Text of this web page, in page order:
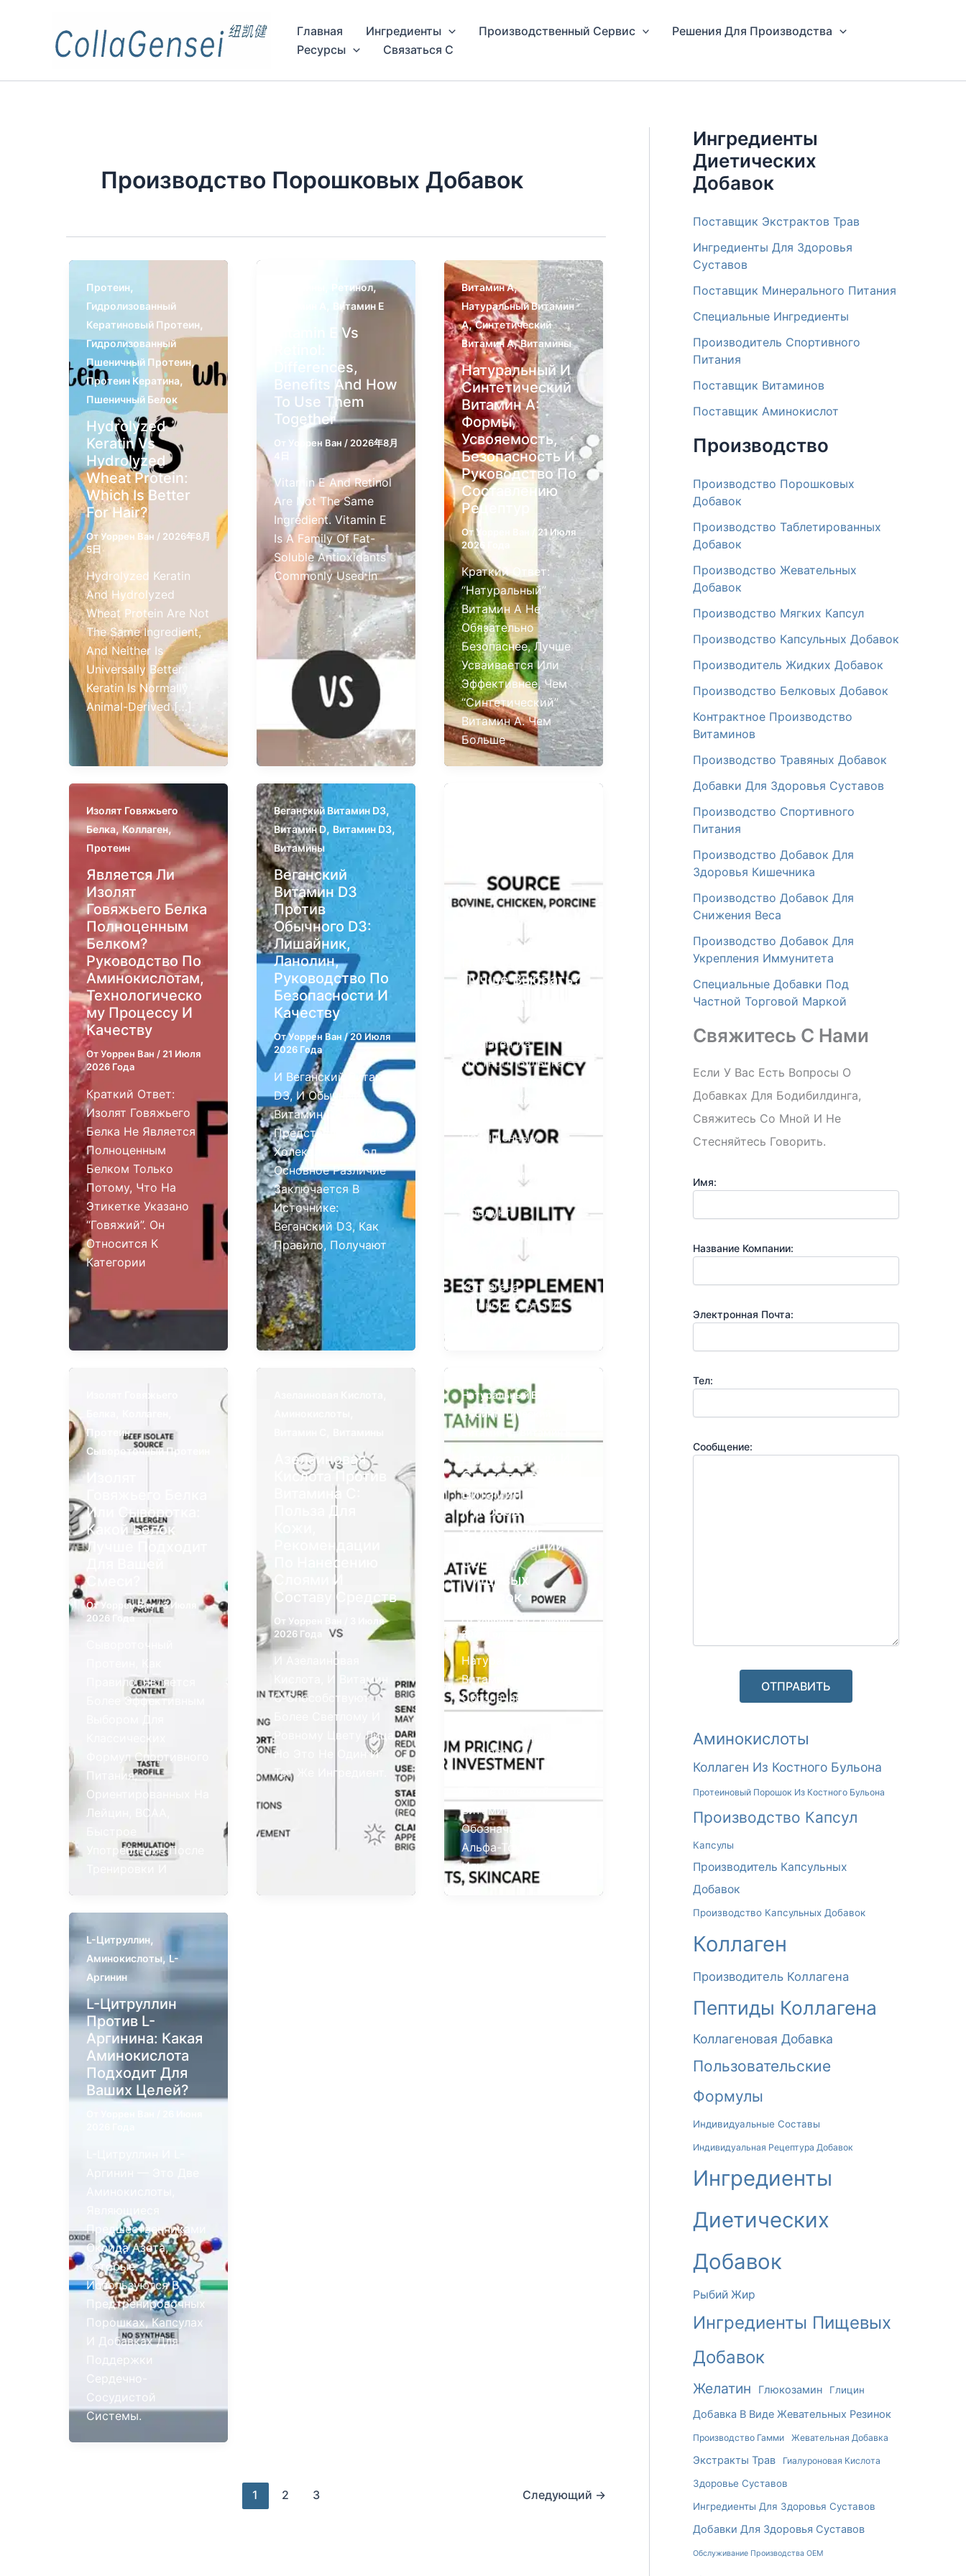
Главная Ингредиенты Производственный Сервис
Решения Для Производства
Ресурсы
Связаться С
Производство Порошковых Добавок
Протеин,
Гидролизованный
Кератиновый Протеин,
Гидролизованный
Пшеничный Протеин,
Протеин Кератина,
Пшеничный Белок
Hydrolyzed
Keratin Vs
Hydrolyzed
Wheat Protein:
Which Is Better
For Hair?
От Уоррен Ван / 2026年8月
5日
Hydrolyzed Keratin
And Hydrolyzed
Wheat Protein Are Not
The Same Ingredient,
And Neither Is
Universally Better.
Keratin Is Normally
Animal-Derived […]
Ретинол,
Витамин Е
Vitamin E Vs
Differences,
Benefits And How
To Use Them
Together
От Уоррен Ван / 2026年8月
Vitamin E And Retinol
Are Not The Same
Ingredient. Vitamin E
Is A Family Of Fat-
Soluble Antioxidants
Commonly Used In
Витамин A,
Натуральный Витамин
А,Синтетический
Витамин А,Витамины
Натуральный И
Синтетический
Витамин А:
Формы,
Усвояемость,
Безопасность И
Руководство По
Составлению
Рецептур
ОтУоррен Ван
21 Июля
2026 Года
Краткий Ответ:
“Натуральный”
Витамин А Не
Обязательно
Безопаснее, Лучше
Усваивается Или
Эффективнее, Чем
“синтетический”
Витамин А. Чем
Больше
Изолят Говяжьего
Белка, Коллаген,
Протеин
Является Ли
Изолят
Говяжьего Белка
Полноценным
Белком?
Руководство По
Аминокислотам,
Технологическо
Му Процессу И
Качеству
ОтУоррен Ван / 21 Июля
2026 Года
Краткий Ответ:
Изолят Говяжьего
Белка Не Является
Полноценным
Белком Только
Потому, Что На
Этикетке Указано
“говяжий”. Он
Относится К
Категории
Веганский Витамин D3,
Витамин D, Витамин D3,
Витамины
Веганский
Витамин D3
Против
Обычного D3:
Лишайник,
Ланолин,
Руководство По
Безопасности И
Качеству
ОтУоррен Ван /20 Июля
2026 Года
И Веганский Витамин
D3, И Обычный
Витамин D3
Представляют Собой
Холекальциферол.
Основное Различие
Заключается В
Источнике:
Веганский D3, Как
Правило, Получают
Коллаген Из
Костного
Коллагеновые
Лучше Выбрать?
Уоррен Ван
Коллаген Из
Костного Бульона —
Лучший Выбор Для
Брендов, Которым
Насыщенным
Позиционируемый
Продукт,
Коллагена,
Аминокислоты И
Изолят Говяжьего
Коллаген
Протеин,
Сывороточный Протеин
Говяжьего Белка
Или Сыворотка:
Какой Белок
Лучше Подходит
Для Вашей
ОтУоррен Ван/3 Июля
2026 Года
Сывороточный
Протеин, Как
Правило, Является
Более Эффективным
Выбором Для
Классических
Формул Спортивного
Питания,
Ориентированных На
Лейцин, BCAA,
Употребление После
Азелаиновая
Кислота Против
Витамина С:
Польза Для
Рекомендации
По Нанесению
Слоями И
Составу Средств
От Уоррен Ван
3 Июля
2026 Года
И Азелаиновая
Кислота, И Витамин
С Способствуют
Более Светлому И
Ровному Цвету Лица,
Но Это Не Один И
Тот Же Ингредиент.
Натуральный Витамин
Е, Синтетический
Витамин Е,
Натуральный И
Синтетический
Витамин Е:
Руководство По
Этикеткам,
Концентрации И
Составу
Пищевых
Добавок
ОтУоррен Ван/1 Июля
2026 Года
Натуральный
Витамин Е Обычно
Обозначается На
Альфа-Токоферол
Или RRR-Альфа-
Токоферол, Тогда Как
Витамин Е Обычно
Обозначается Как Dl-
Альфа-Токоферол
Или
L-Цитруллин,
Аминокислоты,L-
Аргинин
L-Цитруллин
Против L-
Аргинина: Какая
Аминокислота
Подходит Для
Ваших Целей?
Предшественниками
Оксида Азота,
Которые
Используются В
Предтренировочных
Порошках, Капсулах
И Добавках Для
Поддержки
Сердечно-
Сосудистой
Системы.
1 2 3 Следующий →
Ингредиенты
Диетических
Добавок
Поставщик Экстрактов Трав
Ингредиенты Для Здоровья
Суставов
Поставщик Минерального Питания
Специальные Ингредиенты
Производитель Спортивного
Питания
Поставщик Витаминов
Поставщик Аминокислот
Производство
Производство Порошковых
Добавок
Производство Таблетированных
Добавок
Производство Жевательных
Добавок
Производство Мягких Капсул
Производство Капсульных Добавок
Производитель Жидких Добавок
Производство Белковых Добавок
Контрактное Производство
Витаминов
Производство Травяных Добавок
Добавки Для Здоровья Суставов
Производство Спортивного
Питания
Производство Добавок Для
Здоровья Кишечника
Производство Добавок Для
Снижения Веса
Производство Добавок Для
Укрепления Иммунитета
Специальные Добавки Под
Частной Торговой Маркой
Свяжитесь С Нами
Если У Вас Есть Вопросы О
Добавках Для Бодибилдинга,
Свяжитесь Со Мной И Не
Стесняйтесь Говорить.
Имя:
Название Компании:
Электронная Почта:
Тел:
Сообщение:
А
Е
Р
Н
А
Т
И
Аминокислоты
Коллаген Из Костного Бульона
Протеиновый Порошок Из Костного Бульона
Производство Капсул
Капсулы
Производитель Капсульных
Добавок
Производство Капсульных Добавок
Коллаген
Производитель Коллагена
Пептиды Коллагена
Коллагеновая Добавка
Пользовательские
Формулы
Индивидуальные Составы
Индивидуальная Рецептура Добавок
Ингредиенты
Диетических
Добавок
Рыбий Жир
Ингредиенты Пищевых
Добавок
Желатин Глюкозамин Глицин
Добавка В Виде Жевательных Резинок
Производство Гамми Жевательная Добавка
Экстракты Трав Гиалуроновая Кислота
Здоровье Суставов
Ингредиенты Для Здоровья Суставов
Добавки Для Здоровья Суставов
Обслуживание Производства OEM